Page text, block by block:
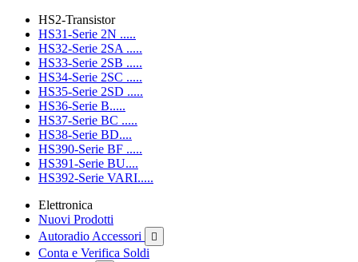
HS2-Transistor
HS31-Serie 2N .....
HS32-Serie 2SA .....
HS33-Serie 2SB .....
HS34-Serie 2SC .....
HS35-Serie 2SD .....
HS36-Serie B.....
HS37-Serie BC .....
HS38-Serie BD....
HS390-Serie BF .....
HS391-Serie BU....
HS392-Serie VARI.....
Elettronica
Nuovi Prodotti
Autoradio Accessori

Conta e Verifica Soldi